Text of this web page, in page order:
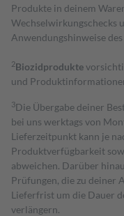
Produkte in deinem
Wechselwirkungschecks
Anwendungshinweise
2Biozidprodukte
und
3Die Übergabe deiner
bei uns werktags von
Lieferzeitpunkt kann je
Produktverfügbarkeit
abweichen. Darüber
Prüfungen, die zu deiner
Lieferfrist um die Dauer
verlängern.